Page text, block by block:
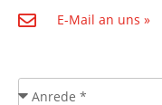
E-Mail an uns »